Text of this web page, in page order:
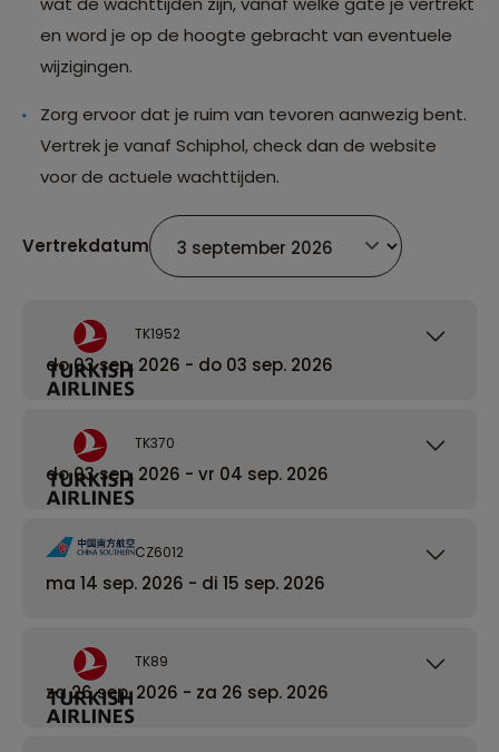
en word je op de hoogte gebracht van eventuele
wijzigingen.
Zorg ervoor dat je ruim van tevoren aanwezig bent.
Vertrek je vanaf Schiphol, check dan de website
voor de actuele wachttijden.
Vertrekdatum
TK1952
do 03 sep. 2026 - do 03 sep. 2026
TK370
do 03 sep. 2026 - vr 04 sep. 2026
CZ6012
ma 14 sep. 2026 - di 15 sep. 2026
TK89
za 26 sep. 2026 - za 26 sep. 2026